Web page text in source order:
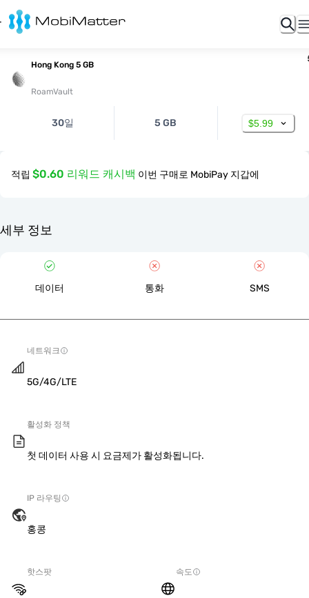
Hong Kong 5 GB
RoamVault
30일 5 GB $5.99
적립 $0.60 리워드 캐시백 이번 구매로 MobiPay 지갑에
세부 정보
데이터 통화 SMS
네트워크
5G/4G/LTE
활성화 정책
첫 데이터 사용 시 요금제가 활성화됩니다.
IP 라우팅
홍콩
핫스팟 속도